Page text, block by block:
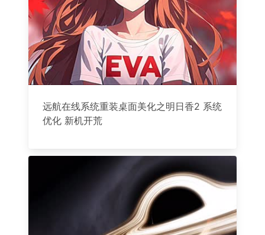
远航在线系统重装桌面美化之明日香2 系统
优化 新机开荒